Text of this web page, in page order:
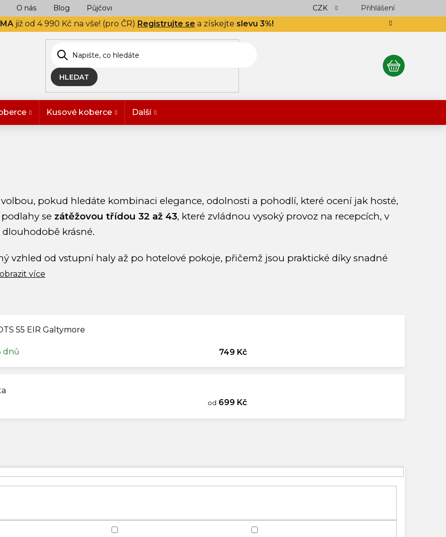
již od 4 990 Kč na vše! (pro ČR) Registrujte se a získejte slevu 3%!
O nás Blog Půjčovna Podlahář až domů Výkup návinek
CZK Přihlášení
HLEDAT NÁKUPNÍ
KOŠÍK
Kusové koberce Další
volbou, pokud hledáte kombinaci elegance, odolnosti a pohodlí, které ocení jak hosté,
se zátěžovou třídou 32 až 43, které zvládnou vysoký provoz na recepcích, v
krásné.
vzhled od vstupní haly až po hotelové pokoje, přičemž jsou praktické díky snadné
více
55 EIR Galtymore
dnů
749 Kč
od 699 Kč